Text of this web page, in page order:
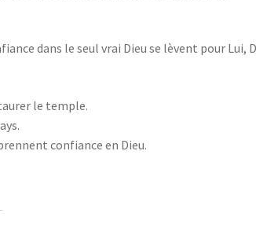
dans le seul vrai Dieu se lèvent pour Lui,
le temple.
confiance en Dieu.